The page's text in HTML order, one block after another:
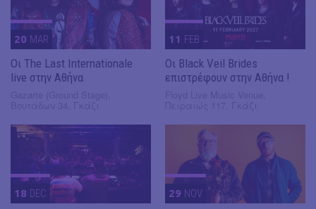
20 MAR
Οι The Last Internationale
live στην Αθήνα
11 FEB
Οι Black Veil Brides
επιστρέφουν στην Αθήνα !
18 DEC 29 NOV